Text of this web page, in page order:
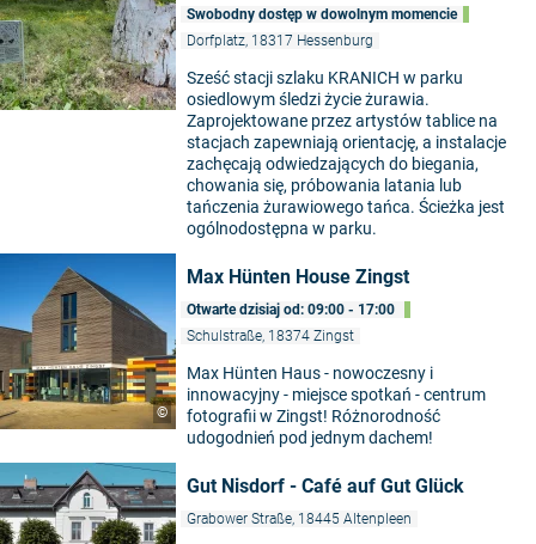
Swobodny dostęp w dowolnym momencie
Dorfplatz, 18317 Hessenburg
Sześć stacji szlaku KRANICH w parku
osiedlowym śledzi życie żurawia.
Zaprojektowane przez artystów tablice na
stacjach zapewniają orientację, a instalacje
zachęcają odwiedzających do biegania,
chowania się, próbowania latania lub
tańczenia żurawiowego tańca. Ścieżka jest
ogólnodostępna w parku.
©
Max Hünten House Zingst
Otwarte dzisiaj od: 09:00 - 17:00
Schulstraße, 18374 Zingst
Max Hünten Haus - nowoczesny i
innowacyjny - miejsce spotkań - centrum
fotografii w Zingst! Różnorodność
udogodnień pod jednym dachem!
Gut Nisdorf - Café auf Gut Glück
Grabower Straße, 18445 Altenpleen